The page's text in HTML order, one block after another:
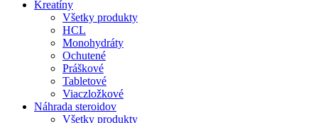
Kreatíny
Všetky produkty
HCL
Monohydráty
Ochutené
Práškové
Tabletové
Viaczložkové
Náhrada steroidov
Všetky produkty